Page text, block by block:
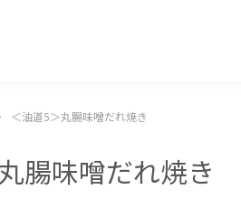
＜油道5＞丸腸味噌だれ焼き
腸味噌だれ焼き